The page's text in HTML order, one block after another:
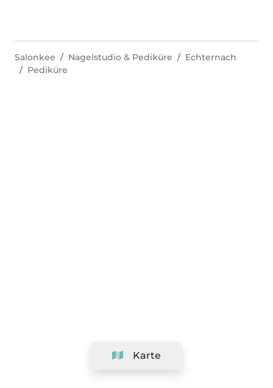
Karte
Salonkee Nagelstudio & Pediküre
Echternach
Pediküre